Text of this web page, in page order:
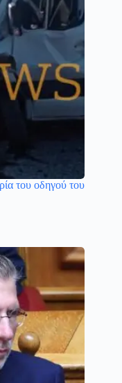
του οδηγού του